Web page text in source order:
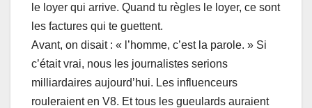
le loyer qui arrive. Quand tu règles le loyer, ce sont
les factures qui te guettent.
Avant, on disait : « l’homme, c’est la parole. » Si
c’était vrai, nous les journalistes serions
milliardaires aujourd’hui. Les influenceurs
rouleraient en V8. Et tous les gueulards auraient